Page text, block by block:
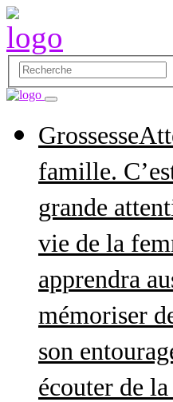
Grossesse
famille.
grande
vie de la
apprendra
mémoriser
son
écouter de